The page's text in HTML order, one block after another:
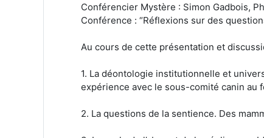
Conférencier Mystère : Simon Gadbois,
Conférence : “Réflexions sur des
Au cours de cette présentation et
1. La déontologie institutionnelle et
expérience avec le sous-comité canin au
2. La questions de la sentience. Des